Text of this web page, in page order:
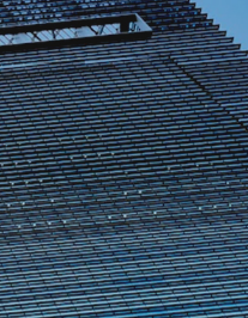
传感器模组-DTS6004
智能工业